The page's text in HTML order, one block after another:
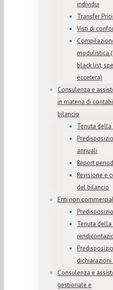
individui
Transfer
Visti di
modulistica
black list,
eccetera)
Consulenza e
in materia di
bilancio
Tenuta
annuali
Report
Revisione e
del bilancio
Enti non
Tenuta
Consulenza e
gestionale e